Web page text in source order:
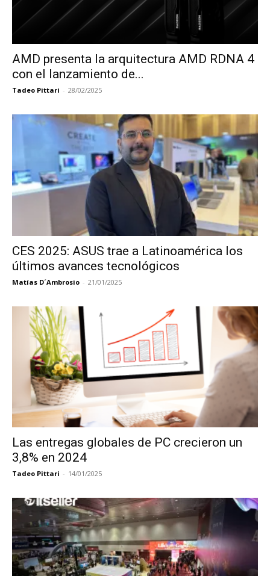
AMD presenta la arquitectura AMD RDNA 4
con el lanzamiento de...
Tadeo Pittari - 28/02/2025
CES 2025: ASUS trae a Latinoamérica los
últimos avances tecnológicos
Matías D´Ambrosio - 21/01/2025
Las entregas globales de PC crecieron un
3,8% en 2024
Tadeo Pittari - 14/01/2025